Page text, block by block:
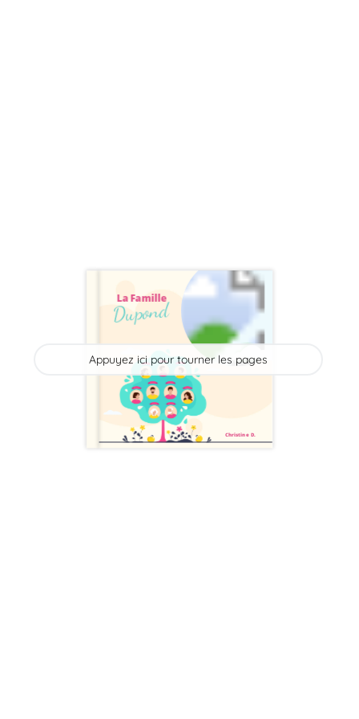
Christine D.
La Famille
Dupond
Appuyez ici pour tourner les pages